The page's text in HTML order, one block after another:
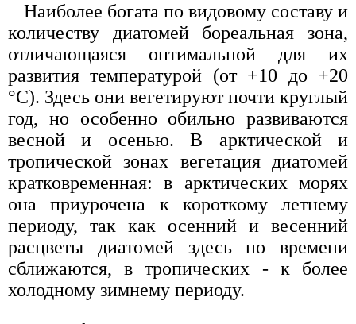
Наиболее богата по видовому составу и
количеству диатомей бореальная зона,
отличающаяся оптимальной для их
развития температурой (от +10 до +20
°С). Здесь они вегетируют почти круглый
год, но особенно обильно развиваются
весной и осенью. В арктической и
тропической зонах вегетация диатомей
кратковременная: в арктических морях
она приурочена к короткому летнему
периоду, так как осенний и весенний
расцветы диатомей здесь по времени
сближаются, в тропических - к более
холодному зимнему периоду.